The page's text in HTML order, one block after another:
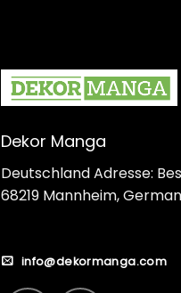
Dekor Manga
Deutschland Adresse:
68219 Mannheim,
info@dekormanga.com